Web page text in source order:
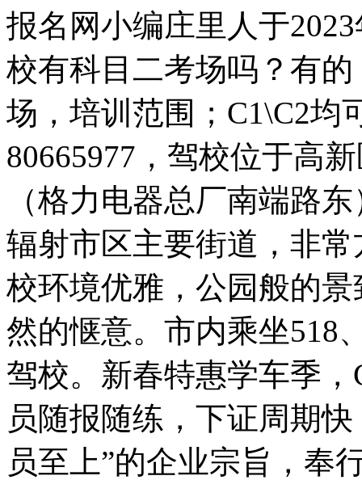
报名网小编庄里人于
校有科目二考场吗？有
场，培训范围；C1\C2均
80665977，驾校位于高
（格力电器总厂南端路
辐射市区主要街道，非
校环境优雅，公园般的
然的惬意。市内乘坐518
驾校。新春特惠学车季
员随报随练，下证周期
员至上”的企业宗旨，奉